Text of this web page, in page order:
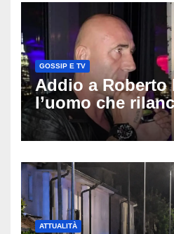
GOSSIP E TV
Addio a Roberto
l’uomo che
e Villa delle
anni
ATTUALITÀ